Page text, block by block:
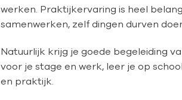
werken. Praktijkervaring is heel
samenwerken, zelf dingen durven
Natuurlijk krijg je goede begeleiding
voor je stage en werk, leer je op
en praktijk.